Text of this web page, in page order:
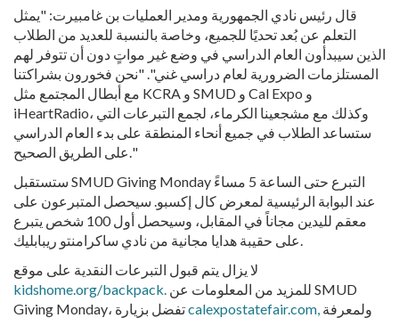
قال رئيس نادي الجمهورية ومدير العمليات بن غامبيرت: "يمثل
التعلم عن بُعد تحديًا للجميع، وخاصة بالنسبة للعديد من الطلاب
الذين سيبدأون العام الدراسي في وضع غير مواتٍ دون أن تتوفر لهم
المستلزمات الضرورية لعام دراسي غني". "نحن فخورون بشراكتنا
مع أبطال المجتمع مثل KCRA و SMUD و Cal Expo و
iHeartRadio، وكذلك مع مشجعينا الكرماء، لجمع التبرعات التي
ستساعد الطلاب في جميع أنحاء المنطقة على بدء العام الدراسي
على الطريق الصحيح."
ستستقبل SMUD Giving Monday التبرع حتى الساعة 5 مساءً
عند البوابة الرئيسية لمعرض كال إكسبو. سيحصل المتبرعون على
معقم لليدين مجاناً في المقابل، وسيحصل أول 100 شخص يتبرع
على حقيبة هدايا مجانية من نادي ساكرامنتو ريبابليك.
لا يزال يتم قبول التبرعات النقدية على موقع
kidshome.org/backpack.
calexpostatefair.com,